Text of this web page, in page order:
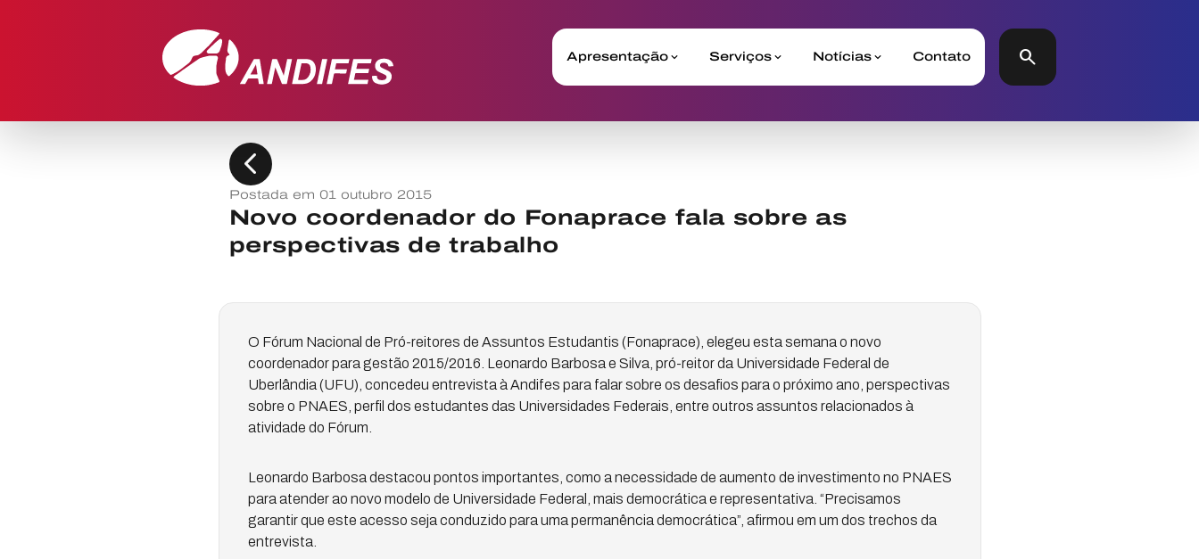
Apresentação Serviços Notícias Contato search
chevron_left
Postada em 01 outubro 2015
Novo coordenador do Fonaprace fala sobre as
perspectivas de trabalho
O Fórum Nacional de Pró-reitores de Assuntos Estudantis (Fonaprace), elegeu esta semana o novo
coordenador para gestão 2015/2016. Leonardo Barbosa e Silva, pró-reitor da Universidade Federal de
Uberlândia (UFU), concedeu entrevista à Andifes para falar sobre os desafios para o próximo ano, perspectivas
sobre o PNAES, perfil dos estudantes das Universidades Federais, entre outros assuntos relacionados à
atividade do Fórum.
Leonardo Barbosa destacou pontos importantes, como a necessidade de aumento de investimento no PNAES
para atender ao novo modelo de Universidade Federal, mais democrática e representativa. “Precisamos
garantir que este acesso seja conduzido para uma permanência democrática”, afirmou em um dos trechos da
entrevista.